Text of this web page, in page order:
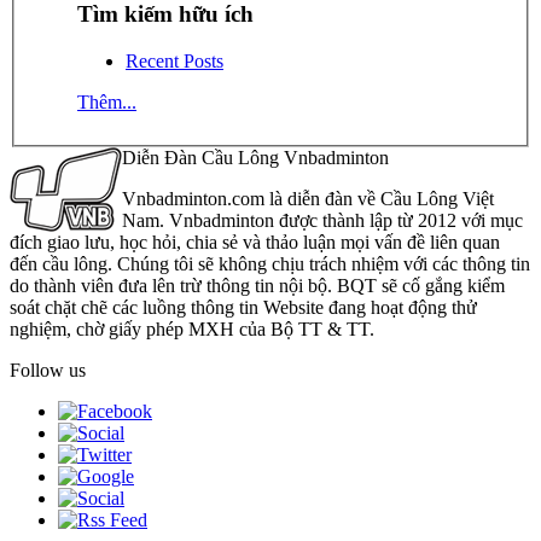
Tìm kiếm hữu ích
Recent Posts
Thêm...
Diễn Đàn Cầu Lông Vnbadminton
Vnbadminton.com là diễn đàn về Cầu Lông Việt
Nam. Vnbadminton được thành lập từ 2012 với mục
đích giao lưu, học hỏi, chia sẻ và thảo luận mọi vấn đề liên quan
đến cầu lông. Chúng tôi sẽ không chịu trách nhiệm với các thông tin
do thành viên đưa lên trừ thông tin nội bộ. BQT sẽ cố gắng kiểm
soát chặt chẽ các luồng thông tin Website đang hoạt động thử
nghiệm, chờ giấy phép MXH của Bộ TT & TT.
Follow us